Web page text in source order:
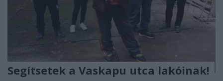
Segítsetek a Vaskapu utca lakóinak!